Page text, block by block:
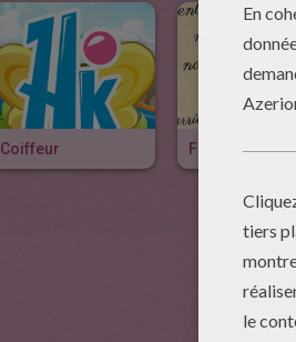
Coiffeur Famille